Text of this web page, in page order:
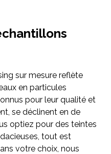
sur mesure reflète
en particules
pour leur qualité et
se déclinent en de
optiez pour des teintes
tout est
votre choix, nous